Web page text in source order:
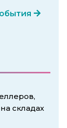
складах